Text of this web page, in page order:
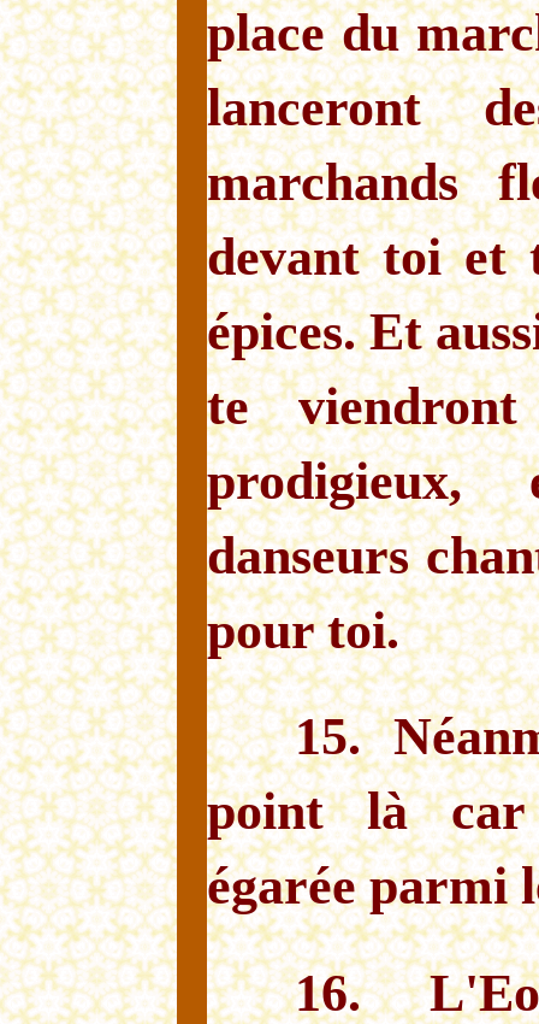
place du
lanceront
marchands
devant toi et
épices. Et
te
danseurs
pour toi.
15.
point là car
égarée parmi
16.